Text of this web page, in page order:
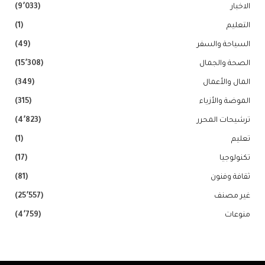
الاخبار (9٬033)
التعليم (1)
السياحة والسفر (49)
الصحة والجمال (15٬308)
المال والأعمال (349)
الموضة والأزياء (315)
ترشيحات المحرر (4٬823)
تعليم (1)
تكنولوجيا (17)
ثقافة وفنون (81)
غير مصنف (25٬557)
منوعات (4٬759)